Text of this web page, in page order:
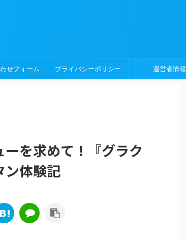
せフォーム プライバシーポリシー 運営者情報
を求めて！『グラク
ン体験記